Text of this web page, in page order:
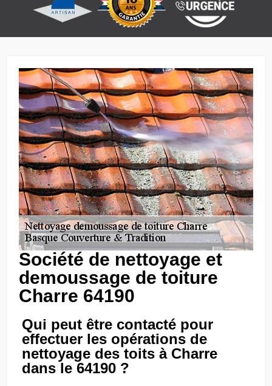
Société de nettoyage et
demoussage de toiture
Charre 64190
Qui peut être contacté pour
effectuer les opérations de
nettoyage des toits à Charre
dans le 64190 ?